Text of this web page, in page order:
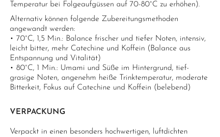
Temperatur bei Folgeaufgüssen auf 70-80°C zu erhöhen).
Alternativ können folgende Zubereitungsmethoden
angewandt werden:
• 70°C, 1,5 Min.: Balance frischer und tiefer Noten, intensiv,
leicht bitter, mehr Catechine und Koffein (Balance aus
Entspannung und Vitalität)
• 80°C, 1 Min.: Umami und Süße im Hintergrund, tief-
grasige Noten, angenehm heiße Trinktemperatur, moderate
Bitterkeit, Fokus auf Catechine und Koffein (belebend)
VERPACKUNG
Verpackt in einen besonders hochwertigen, luftdichten